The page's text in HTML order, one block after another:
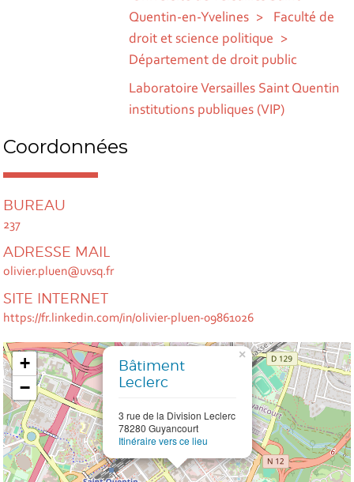
Quentin-en-Yvelines
Faculté de
droit et science politique
Département de droit public
Laboratoire Versailles Saint Quentin
institutions publiques (VIP)
Coordonnées
BUREAU
237
ADRESSE MAIL
olivier.pluen@uvsq.fr
SITE INTERNET
https://fr.linkedin.com/in/olivier-pluen-09861026
Bâtiment
Leclerc
3 rue de la Division Leclerc
78280 Guyancourt
Itinéraire vers ce lieu
×
+
−